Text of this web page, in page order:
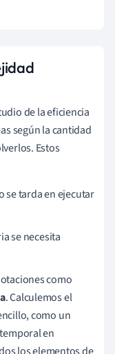
de la eficiencia
según la cantidad
Estos
se tarda en ejecutar
se necesita
como
. Calculemos el
como un
en
los elementos de